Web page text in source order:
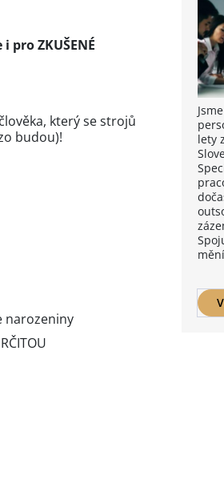
lety
pro ZKUŠENÉ
který se strojů
budou)!
narozeniny